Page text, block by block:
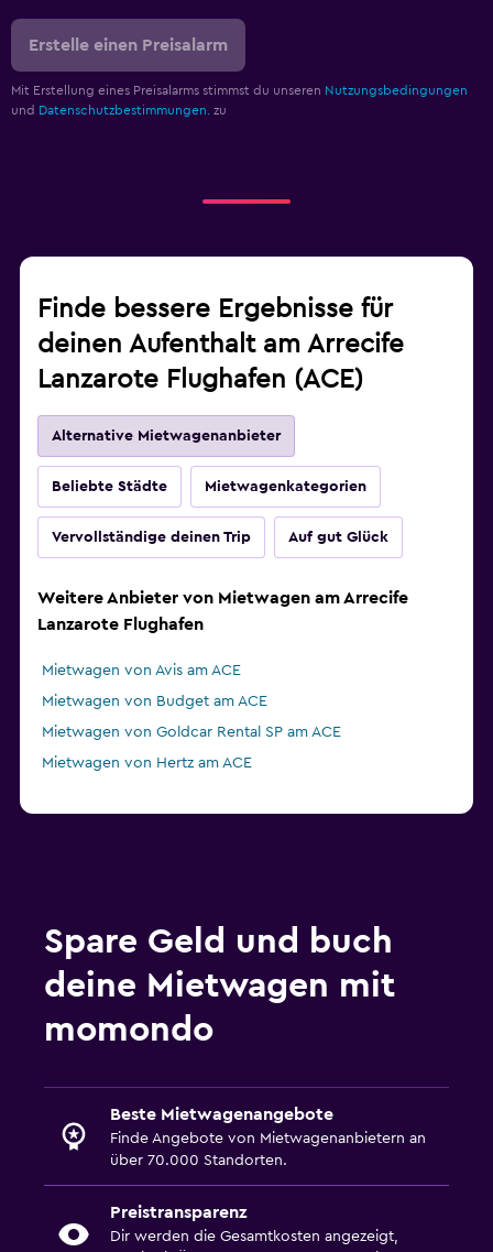
Erstelle einen Preisalarm
Mit Erstellung eines Preisalarms stimmst du unseren Nutzungsbedingungen
und Datenschutzbestimmungen. zu
Finde bessere Ergebnisse für
deinen Aufenthalt am Arrecife
Lanzarote Flughafen (ACE)
Alternative Mietwagenanbieter
Beliebte Städte Mietwagenkategorien
Vervollständige deinen Trip Auf gut Glück
Weitere Anbieter von Mietwagen am Arrecife
Lanzarote Flughafen
Mietwagen von Avis am ACE
Mietwagen von Budget am ACE
Mietwagen von Goldcar Rental SP am ACE
Mietwagen von Hertz am ACE
Spare Geld und buch
deine Mietwagen mit
momondo
Beste Mietwagenangebote
Finde Angebote von Mietwagenanbietern an
über 70.000 Standorten.
Preistransparenz
Dir werden die Gesamtkosten angezeigt,